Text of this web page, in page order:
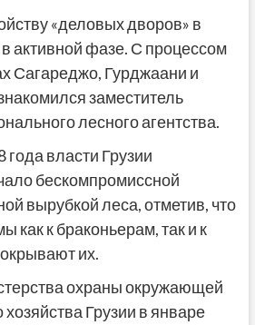
«деловых дворов» в
активной фазе. С процессом
Сагареджо, Гурджаани и
заместитель
лесного агентства.
власти Грузии
бескомпромиссной
вырубкой леса, отметив, что
как к браконьерам, так и к
их.
охраны окружающей
Грузии в январе